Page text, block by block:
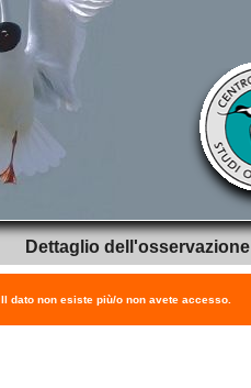
Dettaglio dell'osservazione
Il dato non esiste più/o non avete accesso.